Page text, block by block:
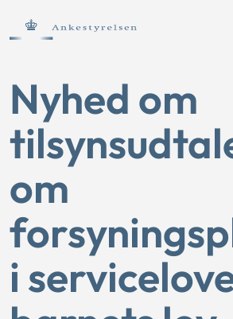
Nyhed om
om
i